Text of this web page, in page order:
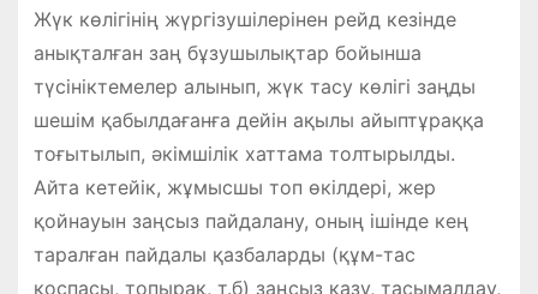
Жүк көлігінің жүргізушілерінен рейд кезінде
анықталған заң бұзушылықтар бойынша
түсініктемелер алынып, жүк тасу көлігі заңды
шешім қабылдағанға дейін ақылы айыптұраққа
тоғытылып, әкімшілік хаттама толтырылды.
Айта кетейік, жұмысшы топ өкілдері, жер
қойнауын заңсыз пайдалану, оның ішінде кең
таралған пайдалы қазбаларды (құм-тас
қоспасы, топырақ, т.б) заңсыз қазу, тасымалдау,